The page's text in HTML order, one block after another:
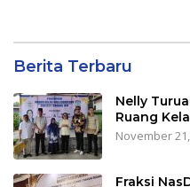
Berita Terbaru
Nelly
Ruang
November
Fraksi